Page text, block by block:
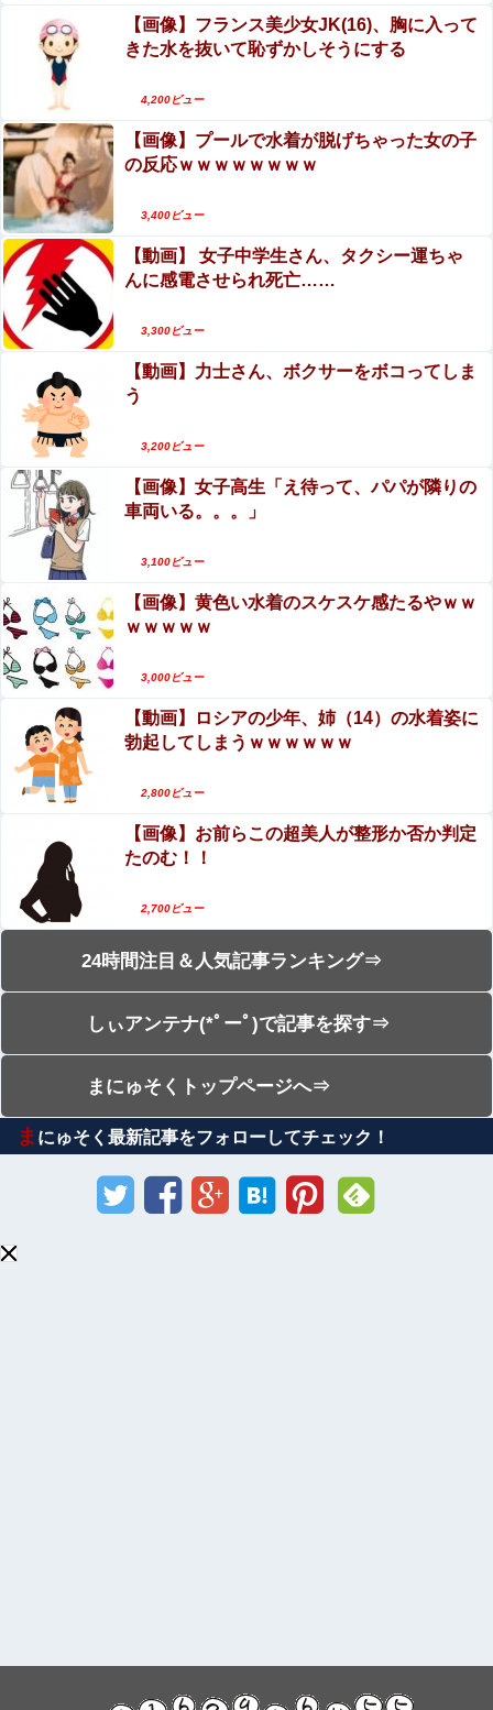
【日向坂46】初の会場ｷﾀ━(ﾟ∀ﾟ)━!!!!『18th Single ひな
た坂46 LIVE』の開催が決定！
日本兵撃ち施設に131億円…習近平が愛国心を煽った結
【ハメ撮り】この小学生のママ（35歳）なら土下座し
てでもヤリたい
(；´ん`)「うちの兄貴、戒名を最安でお願いしたら三文字だ
ったわ」
Powered by livedoor 相互RSS
栗原もみじ、ヌード写真集がエロい！ミスアサ芸
2026審査員特別賞の乳首、最高！！
【衝撃映像】男子中学生・銃乱射事件（7人死亡、
23人負傷）の新たな画像・動画、さすがに怖すぎ
る…
【画像】フランス美少女JK(16)、胸に入って
きた水を抜いて恥ずかしそうにする
4,200ビュー
【画像】プールで水着が脱げちゃった女の子
の反応ｗｗｗｗｗｗｗｗ
3,400ビュー
【動画】 女子中学生さん、タクシー運ちゃ
んに感電させられ死亡……
3,300ビュー
【動画】力士さん、ボクサーをボコってしま
う
3,200ビュー
【画像】女子高生「え待って、パパが隣りの
車両いる。。。」
3,100ビュー
【画像】黄色い水着のスケスケ感たるやｗｗ
ｗｗｗｗｗ
3,000ビュー
【動画】ロシアの少年、姉（14）の水着姿に
勃起してしまうｗｗｗｗｗｗ
2,800ビュー
【画像】お前らこの超美人が整形か否か判定
たのむ！！
2,700ビュー
24時間注目＆人気記事ランキング⇒
しぃアンテナ(*ﾟーﾟ)で記事を探す⇒
まにゅそくトップページへ⇒
ま にゅそく最新記事をフォローしてチェック！